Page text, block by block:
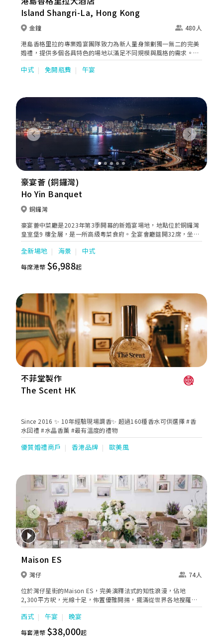
Island Shangri-La, Hong Kong
金鐘
480人
港島香格里拉的專業婚宴團隊致力為新人量身策劃獨一無二的完美
婚禮，提供多個各具特色的場地以滿足不同規模與風格的需求。氣
派奢華的「香島殿」配備水晶吊燈與精緻裝潢，是舉辦盛大婚宴的
理想選擇；環境優雅私密的「天窗廳」與「圖書館」坐擁迷人景
吧餐廳」，以及充滿法式浪漫情調的「珀翠餐廳」，讓新人能以多
元化的頂級餐飲體驗，打造專屬自己的夢幻婚宴與難忘時刻。
中式 免開瓶費 午宴
Previous Next
豪宴薈 (銅鑼灣)
Ho Yin Banquet
銅鑼灣
豪宴薈中菜廳是2023年第3季開幕的新婚宴場地，地點位於銅鑼灣
皇室堡9 樓全層，是一所高級粵菜食府。全宴會廳筵開32席，坐擁
180度維港景致，新人在璀璨夜空下，見證盟誓一刻。 由港鐵銅鑼
灣站E出口步行約4分鐘可達，交通極為便利。豪宴薈的婚宴團隊，
貼心提供完美婚宴服務，致力為每一對新人締造完美無瑕婚宴。
全新場地 海景 中式
每席港幣 $6,988起
不菲堂製作
The Scent HK
Since 2016 ✨ 10年經驗現場調香✨ 超過160種香水可供選擇 #香
水回禮 #水晶香薰 #最有溫度的禮物
優質婚禮商戶 香港品牌 歐美風
Previous Next
Maison ES
灣仔
74人
位於灣仔星街的Maison ES，完美演釋法式的知性浪漫，佔地
2,300平方呎，光線十足，佈置優雅開揚，擺滿從世界各地搜羅的
藝術珍品及古典傢俱，例如手工製水晶吊燈及歐式古董沙發，令整
個空間洋溢著法式復古韻味，猶如休閒恬靜的法國住宅，十分適合
包場舉行證婚酒會及小型婚宴。
西式 午宴 晚宴
每套港幣 $38,000起